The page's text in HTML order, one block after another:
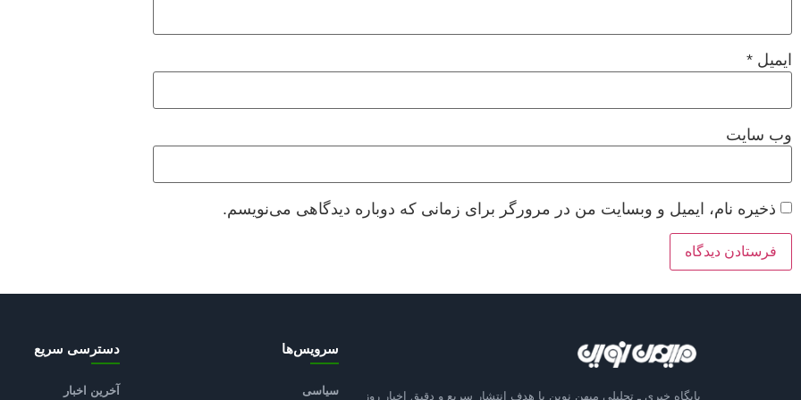
ایمیل *
وب‌ سایت
ذخیره نام، ایمیل و وبسایت من در مرورگر برای زمانی که دوباره دیدگاهی می‌نویسم.
پایگاه خبری ـ تحلیلی میهن نوین با هدف انتشار سریع و دقیق اخبار روز
سرویس‌ها
سیاسی
دسترسی سریع
آخرین اخبار